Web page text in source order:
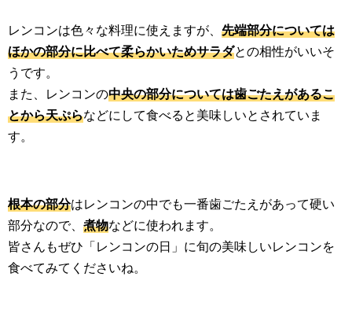
レンコンは色々な料理に使えますが、 先端部分については
ほかの部分に比べて柔らかいためサラダとの相性がいいそ
うです。
また、レンコンの中央の部分については歯ごたえがあるこ
とから天ぷらなどにして食べると美味しいとされていま
す。
根本の部分はレンコンの中でも一番歯ごたえがあって硬い
部分なので、 煮物などに使われます。
皆さんもぜひ「レンコンの日」に旬の美味しいレンコンを
食べてみてくださいね。